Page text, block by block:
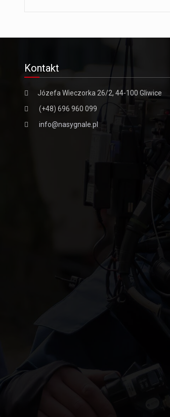
Kontakt
Józefa Wieczorka 26/2, 44-100 Gliwice
(+48) 696 960 099
info@nasygnale.pl